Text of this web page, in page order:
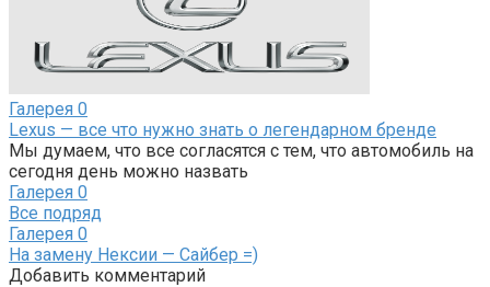
Галерея 0
Lexus — все что нужно знать о легендарном бренде
Мы думаем, что все согласятся с тем, что автомобиль на
сегодня день можно назвать
Галерея 0
Все подряд
Галерея 0
На замену Нексии — Сайбер =)
Добавить комментарий